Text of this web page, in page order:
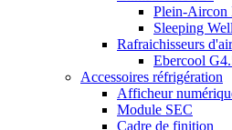
Plein-Aircon
Sleeping
Rafraichisseurs d'air
Ebercool
Accessoires réfrigération
Afficheur
Module SEC
Cadre de finition